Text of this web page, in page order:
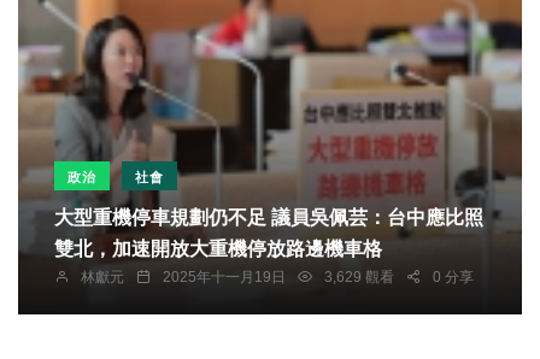
政治 社會
大型重機停車規劃仍不足 議員吳佩芸：台中應比照
雙北，加速開放大重機停放路邊機車格
林獻元 2025年十一月19日 3,629 觀看 0 分享